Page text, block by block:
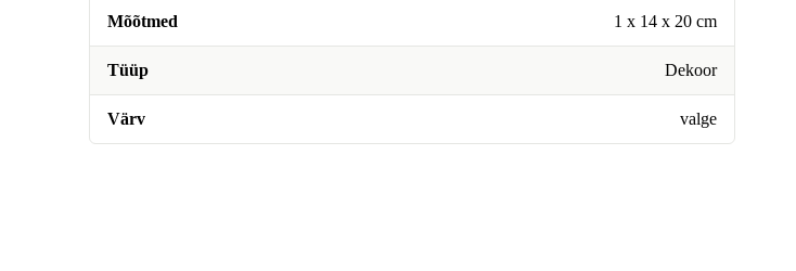
Mõõtmed 1 x 14 x 20 cm
Tüüp Dekoor
Värv valge